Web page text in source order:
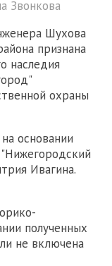
Звонкова
Шухова
признана
наследия
охраны
основании
Ивагина.
полученных
не включена